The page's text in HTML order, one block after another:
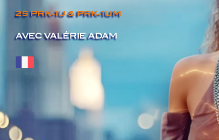
25 PRK-1U & PRK-1UM
AVEC VALÉRIE ADAM